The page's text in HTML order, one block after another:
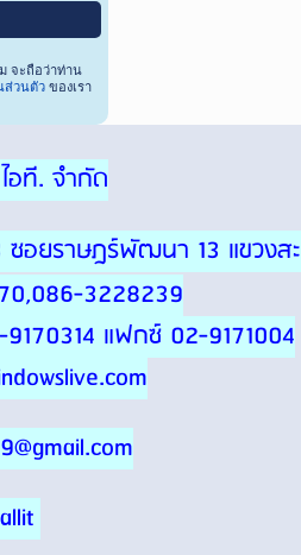
จะถือว่าท่าน
ส่วนตัวของเรา
ที. จำกัด
อยราษฎร์พัฒนา 13 แขวงส
3228239
แฟกซ์ 02-9171004